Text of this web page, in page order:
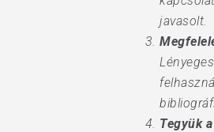
javasolt.
Tegyük